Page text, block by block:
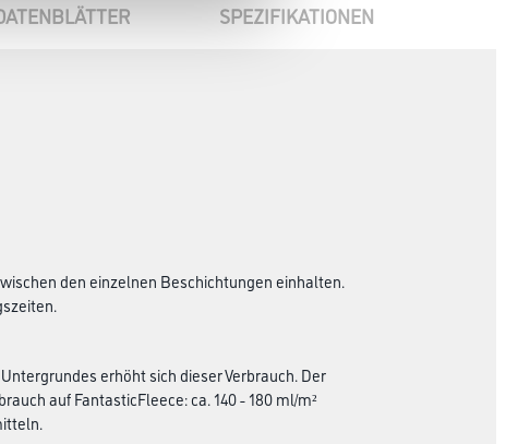
SPEZIFIKATIONEN
den einzelnen Beschichtungen einhalten.
erhöht sich dieser Verbrauch. Der
auf FantasticFleece: ca. 140 - 180 ml/m²